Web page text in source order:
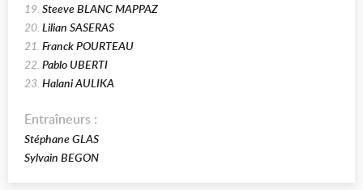
19. Steeve BLANC MAPPAZ
20. Lilian SASERAS
21. Franck POURTEAU
22. Pablo UBERTI
23. Halani AULIKA
Entraîneurs :
Stéphane GLAS
Sylvain BEGON